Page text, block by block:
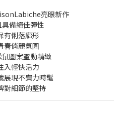
亮眼新作
備絕佳彈性
有俐落廓形
春俏麗氛圍
圖案靈動精緻
入輕快活力
展現不費力時髦
對細節的堅持